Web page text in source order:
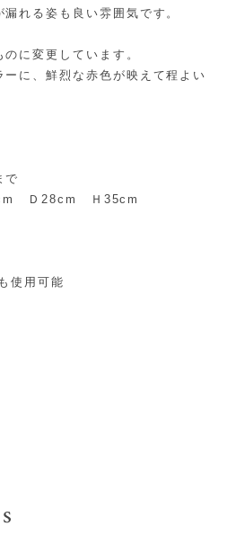
れる姿も良い雰囲気です。
に変更しています。
に、鮮烈な赤色が映えて程よい
で
Ｄ28cm Ｈ35cm
使用可能